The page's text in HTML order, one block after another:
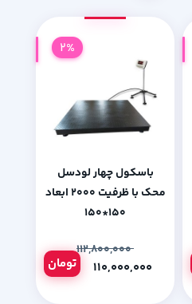
باسکول چهار لودسل
محک با ظرفیت 2000 ابعاد
150*150
۱۱۲,۸۰۰,۰۰۰
تومان
2%